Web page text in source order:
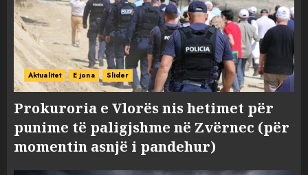
Aktualitet E jona Slider
Prokuroria e Vlorës nis hetimet për
punime të paligjshme në Zvërnec (për
momentin asnjë i pandehur)